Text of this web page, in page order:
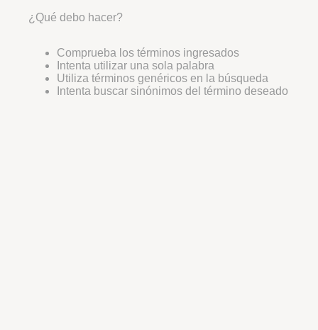
¿Qué debo hacer?
Comprueba los términos ingresados
Intenta utilizar una sola palabra
Utiliza términos genéricos en la búsqueda
Intenta buscar sinónimos del término deseado